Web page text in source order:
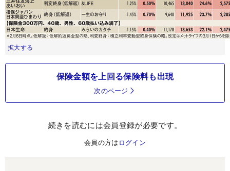
拡大する
保険金額を上回る保険料も出現
次のページ
続きを読むには会員登録が必要です。
会員の方は ログイン